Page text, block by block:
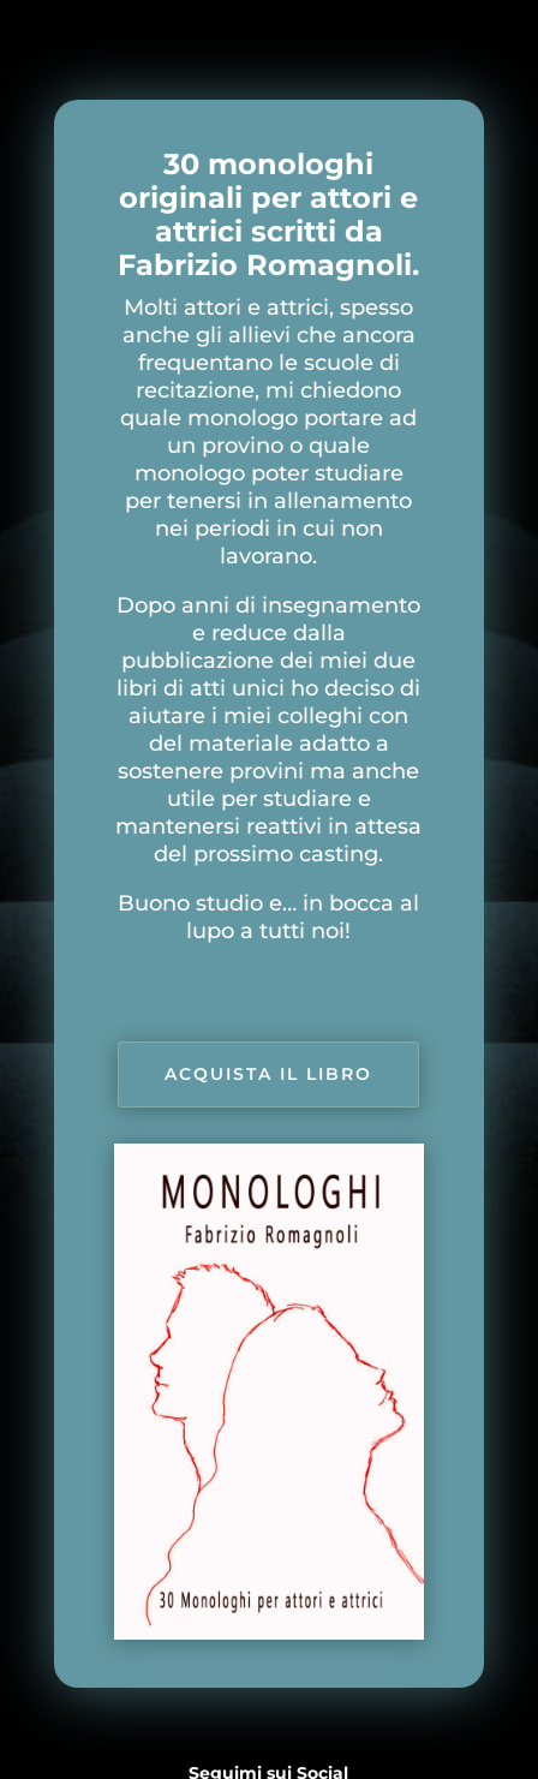
30 monologhi
originali per attori e
attrici scritti da
Fabrizio Romagnoli.
Molti attori e attrici, spesso
anche gli allievi che ancora
frequentano le scuole di
recitazione, mi chiedono
quale monologo portare ad
un provino o quale
monologo poter studiare
per tenersi in allenamento
nei periodi in cui non
lavorano.
Dopo anni di insegnamento
e reduce dalla
pubblicazione dei miei due
libri di atti unici ho deciso di
aiutare i miei colleghi con
del materiale adatto a
sostenere provini ma anche
utile per studiare e
mantenersi reattivi in attesa
del prossimo casting.
Buono studio e… in bocca al
lupo a tutti noi!
ACQUISTA IL LIBRO
Seguimi sui Social